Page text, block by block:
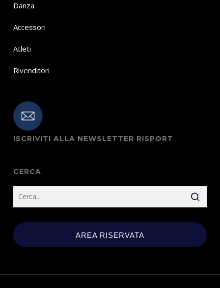
Danza
Accessori
Atleti
Rivenditori
ISCRIVITI ALLA NEWSLETTER RISPORT
CERCA
AREA RISERVATA